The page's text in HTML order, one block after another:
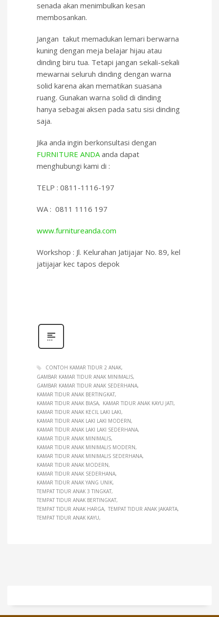
senada akan menimbulkan kesan
membosankan.
Jangan takut memadukan lemari berwarna
kuning dengan meja belajar hijau atau
dinding biru tua. Tetapi jangan sekali-sekali
mewarnai seluruh dinding dengan warna
solid karena akan mematikan suasana
ruang. Gunakan warna solid di dinding
hanya sebagai aksen pada satu sisi dinding
saja.
Jika anda ingin berkonsultasi dengan
FURNITURE ANDAanda dapat
menghubungi kami di :
TELP : 0811-1116-197
WA : 0811 1116 197
www.furnitureanda.com
Workshop : Jl. Kelurahan Jatijajar No. 89, kel
jatijajar kec tapos depok
CONTOH KAMAR TIDUR 2 ANAK
GAMBAR KAMAR TIDUR ANAK MINIMALIS
GAMBAR KAMAR TIDUR ANAK SEDERHANA
KAMAR TIDUR ANAK BERTINGKAT
KAMAR TIDUR ANAK BIASA
KAMAR TIDUR ANAK KAYU JATI
KAMAR TIDUR ANAK KECIL LAKI LAKI
KAMAR TIDUR ANAK LAKI LAKI MODERN
KAMAR TIDUR ANAK LAKI LAKI SEDERHANA
KAMAR TIDUR ANAK MINIMALIS
KAMAR TIDUR ANAK MINIMALIS MODERN
KAMAR TIDUR ANAK MINIMALIS SEDERHANA
KAMAR TIDUR ANAK MODERN
KAMAR TIDUR ANAK SEDERHANA
KAMAR TIDUR ANAK YANG UNIK
TEMPAT TIDUR ANAK 3 TINGKAT
TEMPAT TIDUR ANAK BERTINGKAT
TEMPAT TIDUR ANAK HARGA TEMPAT TIDUR ANAK JAKARTA
TEMPAT TIDUR ANAK KAYU